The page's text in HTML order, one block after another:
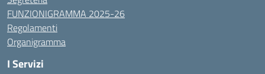
FUNZIONIGRAMMA 2025-26
Regolamenti
Organigramma
I Servizi